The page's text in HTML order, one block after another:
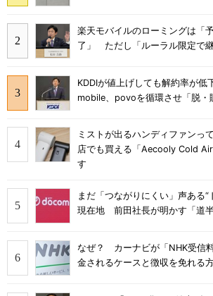
楽天モバイルのローミングは「
了」 ただし「ルーラル限定で
KDDIが値上げしても解約率が
mobile、povoを循環させ「脱・
ミストが出るハンディファン
店でも買える「Aecooly Cold
す
まだ「つながりにくい」声ある“
現在地 前田社長が明かす「道
なぜ？ カーナビが「NHK受信
金されるケースと徴収を免れる